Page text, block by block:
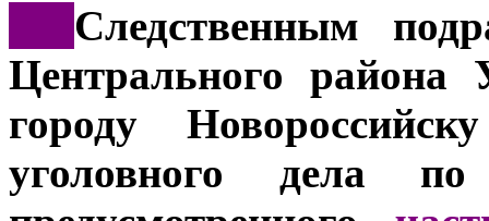
Следственным
Центрального
городу
уголовного дела по